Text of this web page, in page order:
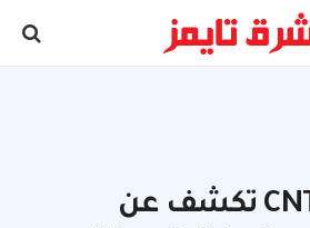
شركة CNTXT AI تكشف عن